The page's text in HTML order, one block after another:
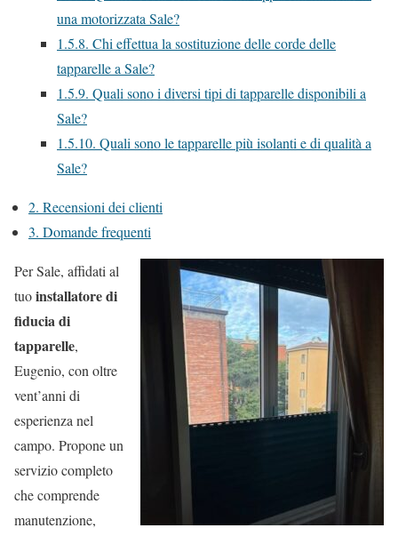
una motorizzata Sale?
1.5.8. Chi effettua la sostituzione delle corde delle
tapparelle a Sale?
1.5.9. Quali sono i diversi tipi di tapparelle disponibili a
Sale?
1.5.10. Quali sono le tapparelle più isolanti e di qualità a
Sale?
2. Recensioni dei clienti
3. Domande frequenti
Per Sale, affidati al
tuoinstallatore di
fiducia di
tapparelle,
Eugenio, con oltre
vent’anni di
esperienza nel
campo. Propone un
servizio completo
che comprende
manutenzione,